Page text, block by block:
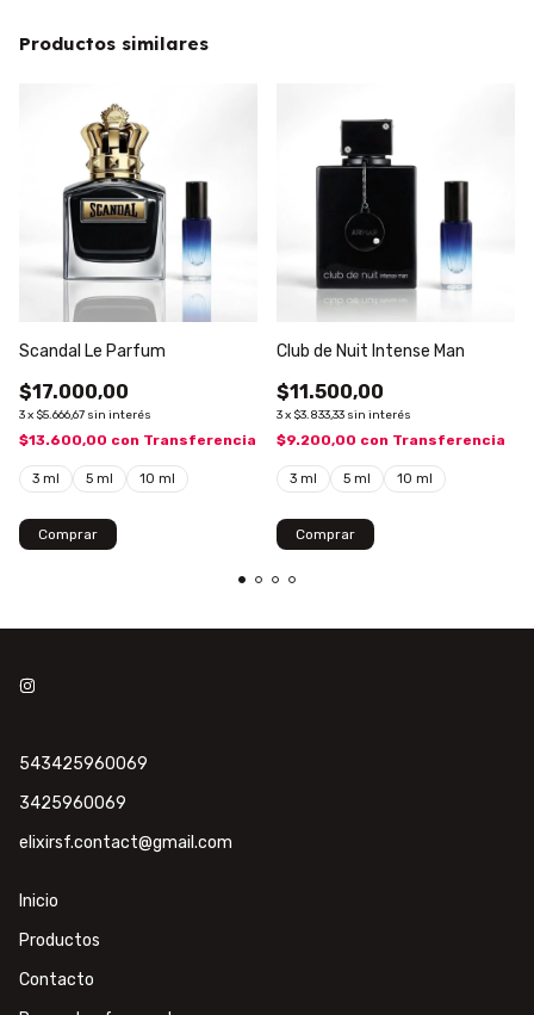
Productos similares
Scandal Le Parfum
$17.000,00
3x $5.666,67 sin interés
$13.600,00 con Transferencia
3 ml 5 ml 10 ml
Comprar
Club de Nuit Intense Man
$11.500,00
3x $3.833,33 sin interés
$9.200,00 con Transferencia
3 ml 5 ml 10 ml
Comprar
543425960069
3425960069
elixirsf.contact@gmail.com
Inicio
Productos
Contacto